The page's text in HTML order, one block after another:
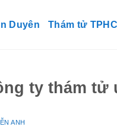
Duyên Thám tử
ty thám tử
ANH